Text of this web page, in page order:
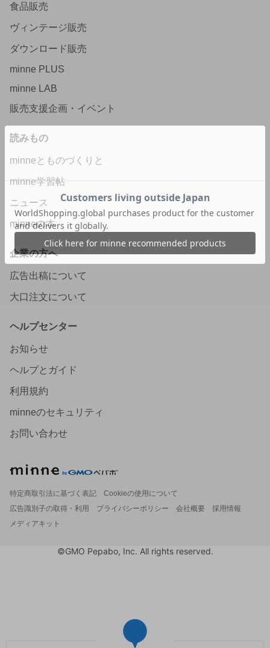
食品販売
ヴィンテージ販売
ダウンロード販売
minne PLUS
minne LAB
販売支援企画・イベント
読みもの
minneとものづくりと
minne学習帖
ニュース
minneの本
企業の方へ
広告出稿について
大口注文について
ヘルプセンター
お知らせ
ヘルプとガイド
利用規約
minneのセキュリティ
お問い合わせ
特定商取引法に基づく表記
Cookieの使用について
広告識別子の取得・利用
プライバシーポリシー 会社概要
採用情報
メディアキット
©GMO Pepabo, Inc. All rights reserved.